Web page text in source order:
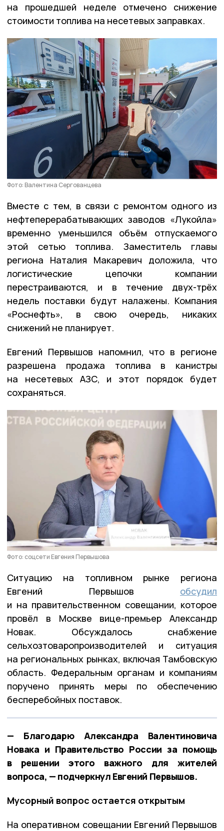
на прошедшей неделе отмечено снижение
стоимости топлива на несетевых заправках.
Фото: Валентина Сергованцева
Вместе с тем, в связи с ремонтом одного из
нефтеперерабатывающих заводов «Лукойла»
временно уменьшился объём отпускаемого
этой сетью топлива. Заместитель главы
региона Наталия Макаревич доложила, что
логистические цепочки компании
перестраиваются, и в течение двух-трёх
недель поставки будут налажены. Компания
«Роснефть», в свою очередь, никаких
снижений не планирует.
Евгений Первышов напомнил, что в регионе
разрешена продажа топлива в канистры
на несетевых АЗС, и этот порядок будет
сохраняться.
Фото: соцсети Евгения Первышова
Ситуацию на топливном рынке региона
Евгений Первышов обсудил
и на правительственном совещании, которое
провёл в Москве вице-премьер Александр
Новак. Обсуждалось снабжение
сельхозтоваропроизводителей и ситуация
на региональных рынках, включая Тамбовскую
область. Федеральным органам и компаниям
поручено принять меры по обеспечению
бесперебойных поставок.
— Благодарю Александра Валентиновича
Новака и Правительство России за помощь
в решении этого важного для жителей
вопроса, — подчеркнул Евгений Первышов.
Мусорный вопрос остается открытым
На оперативном совещании Евгений Первышов